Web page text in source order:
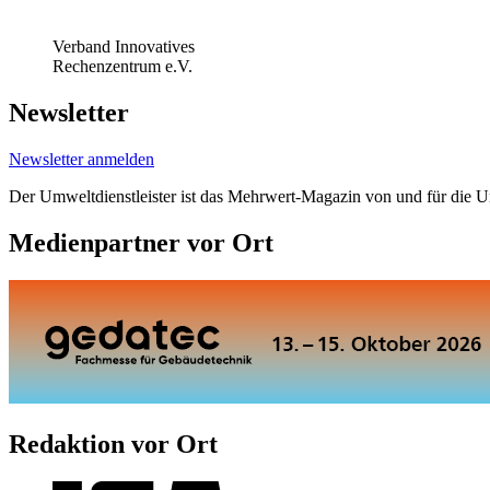
Verband Innovatives
Rechenzentrum e.V.
Newsletter
Newsletter anmelden
Der Umweltdienstleister ist das Mehrwert-Magazin von und für die
Medienpartner vor Ort
Redaktion vor Ort